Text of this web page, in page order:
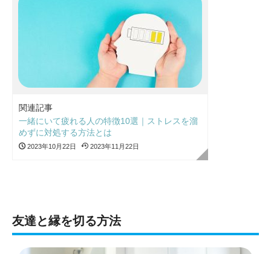
関連記事
一緒にいて疲れる人の特徴10選｜ストレスを溜
めずに対処する方法とは
2023年10月22日 2023年11月22日
友達と縁を切る方法